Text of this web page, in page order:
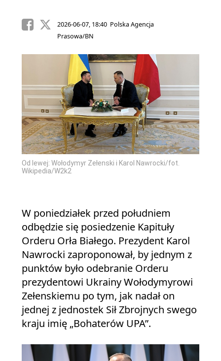
2026-06-07, 18:40 Polska Agencja
Prasowa/BN
Od lewej: Wołodymyr Zełenski i Karol Nawrocki/fot.
Wikipedia/W2k2
W poniedziałek przed południem
odbędzie się posiedzenie Kapituły
Orderu Orła Białego. Prezydent Karol
Nawrocki zaproponował, by jednym z
punktów było odebranie Orderu
prezydentowi Ukrainy Wołodymyrowi
Zełenskiemu po tym, jak nadał on
jednej z jednostek Sił Zbrojnych swego
kraju imię „Bohaterów UPA”.